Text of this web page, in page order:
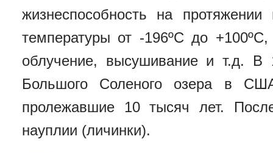
жизнеспособность на
температуры от -196ºС до
облучение, высушивание и т.д. В
Большого Соленого озера в
пролежавшие 10 тысяч лет.
науплии (личинки).